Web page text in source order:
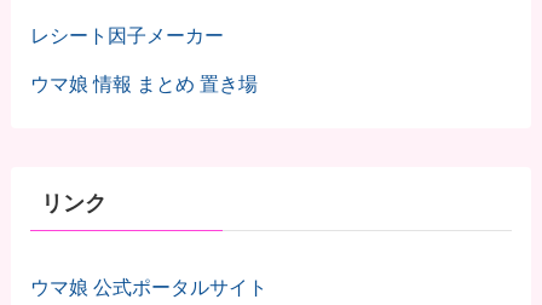
レシート因子メーカー
ウマ娘 情報 まとめ 置き場
リンク
ウマ娘 公式ポータルサイト